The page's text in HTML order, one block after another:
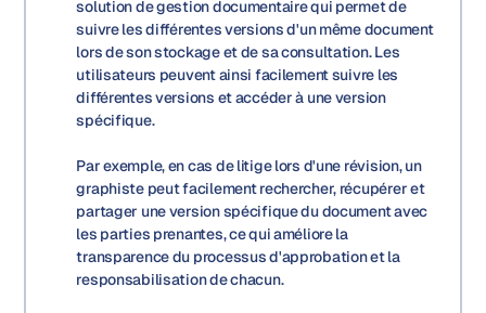
solution de gestion documentaire qui permet de
suivre les différentes versions d'un même document
lors de son stockage et de sa consultation. Les
utilisateurs peuvent ainsi facilement suivre les
différentes versions et accéder à une version
spécifique.
Par exemple, en cas de litige lors d'une révision, un
graphiste peut facilement rechercher, récupérer et
partager une version spécifique du document avec
les parties prenantes, ce qui améliore la
transparence du processus d'approbation et la
responsabilisation de chacun.